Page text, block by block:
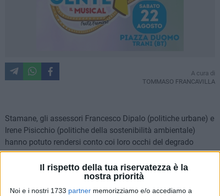
Il rispetto della tua riservatezza è la
nostra priorità
Noi e i nostri 1733 partner memorizziamo e/o accediamo a
A cura di
TOMMASO FRANCAVILLA
Stamane, gli assessori Francesco Dipalo (politiche urbane) e
Irene Pisicchio (politiche della sostenibilità ambientale)
hanno potuto rendersi conto coi loro occhi del degrado
estremo in cui versano ampie zone di Villa Bonelli. Dopo il
articoloin cui denunciavamo la situazione, torniamo
in questo bel luogo pieno di problemi, a cominciare dalla
messa in stato di sicurezza della palazzina, inagibile e